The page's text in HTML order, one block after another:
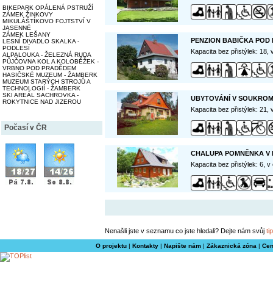
BIKEPARK OPÁLENÁ PSTRUŽÍ
ZÁMEK ŽINKOVY
MIKULÁŠTÍKOVO FOJTSTVÍ V
JASENNÉ
ZÁMEK LEŠANY
LESNÍ DIVADLO SKALKA -
PODLESÍ
ALPALOUKA - ŽELEZNÁ RUDA
PŮJČOVNA KOL A KOLOBĚŽEK -
VRBNO POD PRADĚDEM
HASIČSKÉ MUZEUM - ŽAMBERK
MUZEUM STARÝCH STROJŮ A
TECHNOLOGIÍ - ŽAMBERK
SKI AREÁL SACHROVKA -
ROKYTNICE NAD JIZEROU
Počasí v ČR
PENZION BABIČKA POD
Kapacita bez přistýlek: 18,
UBYTOVÁNÍ V
Kapacita bez přistýlek: 21,
CHALUPA POMNĚNKA V
Kapacita bez přistýlek: 6,
Nenašli jste v seznamu co jste hledali? Dejte nám svůj tip
O projektu| Kontakty| Napište nám| Zákaznická zóna |